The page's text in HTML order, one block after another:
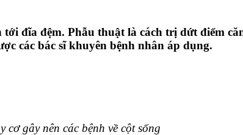
đĩa đệm. Phẫu thuật là cách trị dứt điểm
các bác sĩ khuyên bệnh nhân áp dụng.
gây nên các bệnh về cột sống